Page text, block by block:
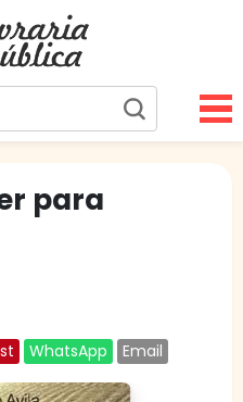
Virtual Gratuita
para
WhatsApp Email